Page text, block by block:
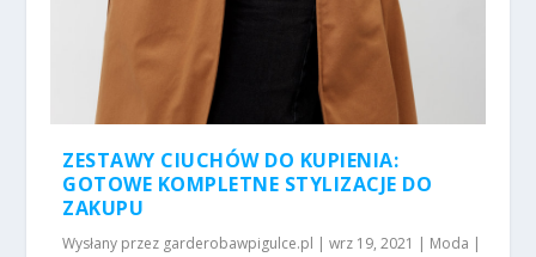
ZESTAWY CIUCHÓW DO KUPIENIA:
GOTOWE KOMPLETNE STYLIZACJE DO
ZAKUPU
Wysłany przez garderobawpigulce.pl |wrz 19, 2021 | Moda |